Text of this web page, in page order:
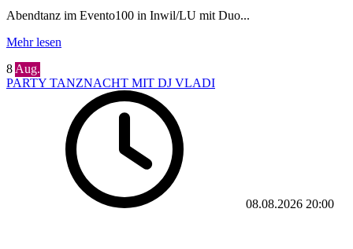
Abendtanz im Evento100 in Inwil/LU mit Duo...
Mehr lesen
8 Aug.
PARTY TANZNACHT MIT DJ VLADI
08.08.2026 20:00